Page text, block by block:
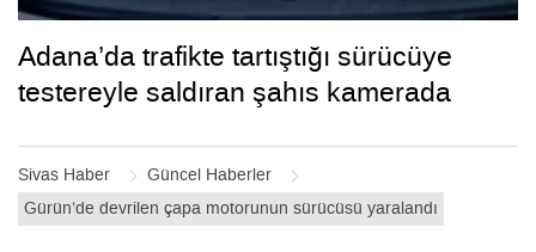
Sivas Haber
Güncel Haberler
Gürün’de devrilen çapa motorunun sürücüsü yaralandı
Adana’da trafikte tartıştığı sürücüye
testereyle saldıran şahıs kamerada